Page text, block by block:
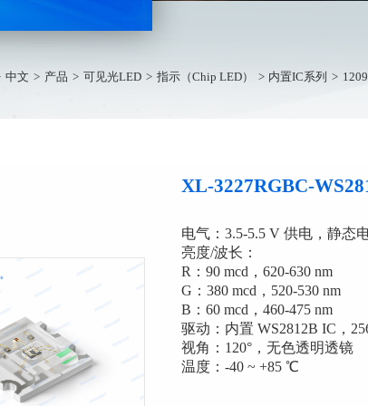
中文 产品 可见光LED 指示（Chip LED） 内置IC系列 1209
XL-3227RGBC-
电气：3.5-5.5 V 供电，静态
亮度/波长：
R：90 mcd，620-630 nm
G：380 mcd，520-530 nm
B：60 mcd，460-475 nm
驱动：内置 WS2812B IC，
视角：120°，无色透明透镜
温度：-40 ~ +85 ℃